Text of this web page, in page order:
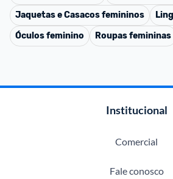
Jaquetas e Casacos femininos
Óculos feminino
Roupas femininas
Institucional
Comercial
Fale conosco